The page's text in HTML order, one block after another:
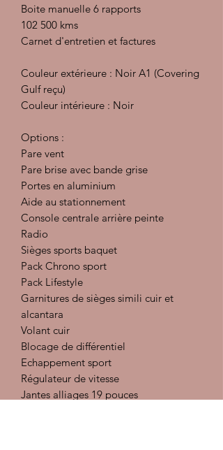
Boite manuelle 6 rapports
102 500 kms
Carnet d'entretien et factures
Couleur extérieure : Noir A1 (Covering
Gulf reçu)
Couleur intérieure : Noir
Options :
Pare vent
Pare brise avec bande grise
Portes en aluminium
Aide au stationnement
Console centrale arrière peinte
Radio
Sièges sports baquet
Pack Chrono sport
Pack Lifestyle
Garnitures de sièges simili cuir et
alcantara
Volant cuir
Blocage de différentiel
Echappement sport
Régulateur de vitesse
Jantes alliages 19 pouces